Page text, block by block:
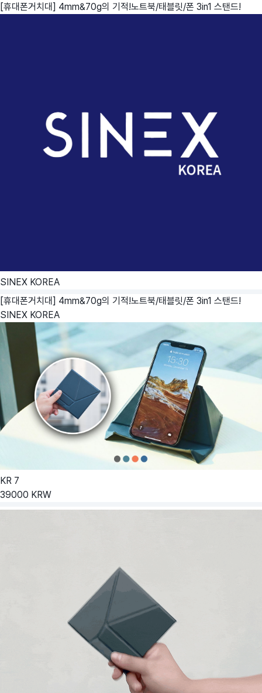
[휴대폰거치대] 4mm&70g의 기적!노트북/태블릿/폰 3in1 스탠드!
SINEX KOREA
[휴대폰거치대] 4mm&70g의 기적!노트북/태블릿/폰 3in1 스탠드!
SINEX KOREA
KR 7
39000 KRW